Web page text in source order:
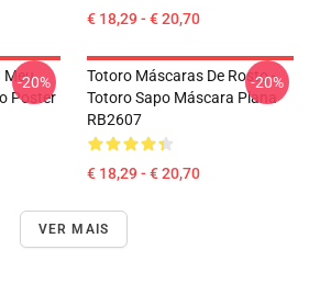
€ 18,29 - € 20,70
Meu
Poster
-20%
Totoro Máscaras De Rosto -
Totoro Sapo Máscara Plana
RB2607
€ 18,29 - € 20,70
-20%
VER MAIS